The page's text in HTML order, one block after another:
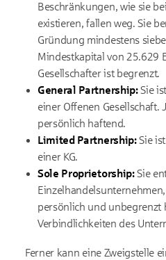
Beschränkungen, wie sie
existieren, fallen weg. Sie
Gründung mindestens
Mindestkapital von 25.629
Gesellschafter ist begrenzt.
General Partnership:Sie
einer Offenen Gesellschaft.
persönlich haftend.
Limited Partnership:Sie
einer KG.
Sole Proprietorship:Sie
persönlich und unbegrenzt
Verbindlichkeiten des
Ferner kann eine Zweigstelle